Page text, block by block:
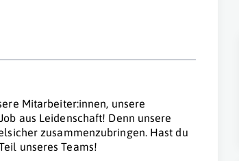
Mitarbeiter:innen, unsere
aus Leidenschaft! Denn unsere
zusammenzubringen. Hast du
unseres Teams!